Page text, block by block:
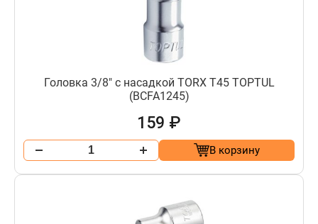
Головка 3/8" с насадкой TORX T45 TOPTUL
(BCFA1245)
159 ₽
В корзину